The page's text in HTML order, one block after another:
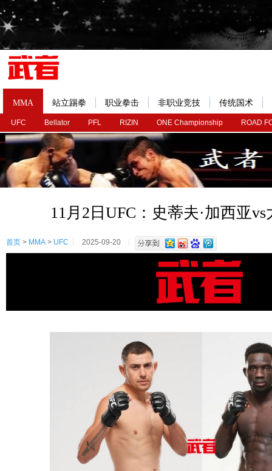
MMA
UFC Bellator PFL RIZIN ONE Championship ROAD
站立踢拳 职业拳击 非职业竞技 传统国术
11月2日UFC：史蒂夫·加西亚vs
首页 > MMA > UFC 2025-09-20